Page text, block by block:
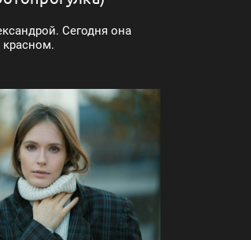
Сегодня она
красном.